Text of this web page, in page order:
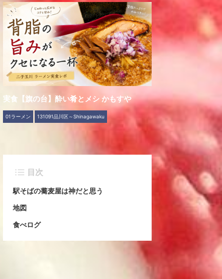
実食【旗の台】酔い肴とメシ かもすや
01ラーメン 131091品川区～Shinagawaku
目次
駅そばの蕎麦屋は神だと思う
地図
食べログ